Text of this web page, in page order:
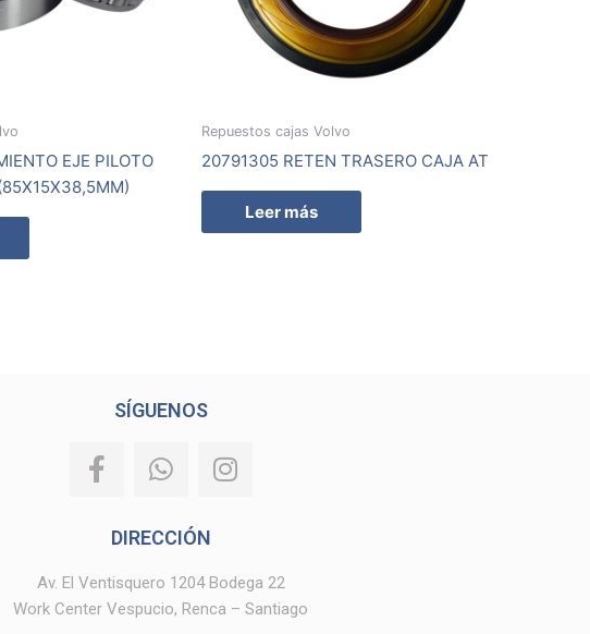
EJE PILOTO
Repuestos cajas Volvo
20791305 RETEN TRASERO CAJA AT
Leer más
SÍGUENOS
F
a
o
o
W
h
t
a
p
I
n
g
r
DIRECCIÓN
Av. El Ventisquero 1204 Bodega 22
Work Center Vespucio, Renca – Santiago